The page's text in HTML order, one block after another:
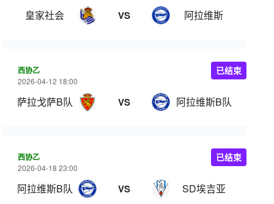
皇家社会 VS 阿拉维斯
西协乙
2026-04-12 18:00
萨拉戈萨B队 VS 阿拉维斯B队
已结束
西协乙
2026-04-18 23:00
阿拉维斯B队 VS SD埃吉亚
已结束